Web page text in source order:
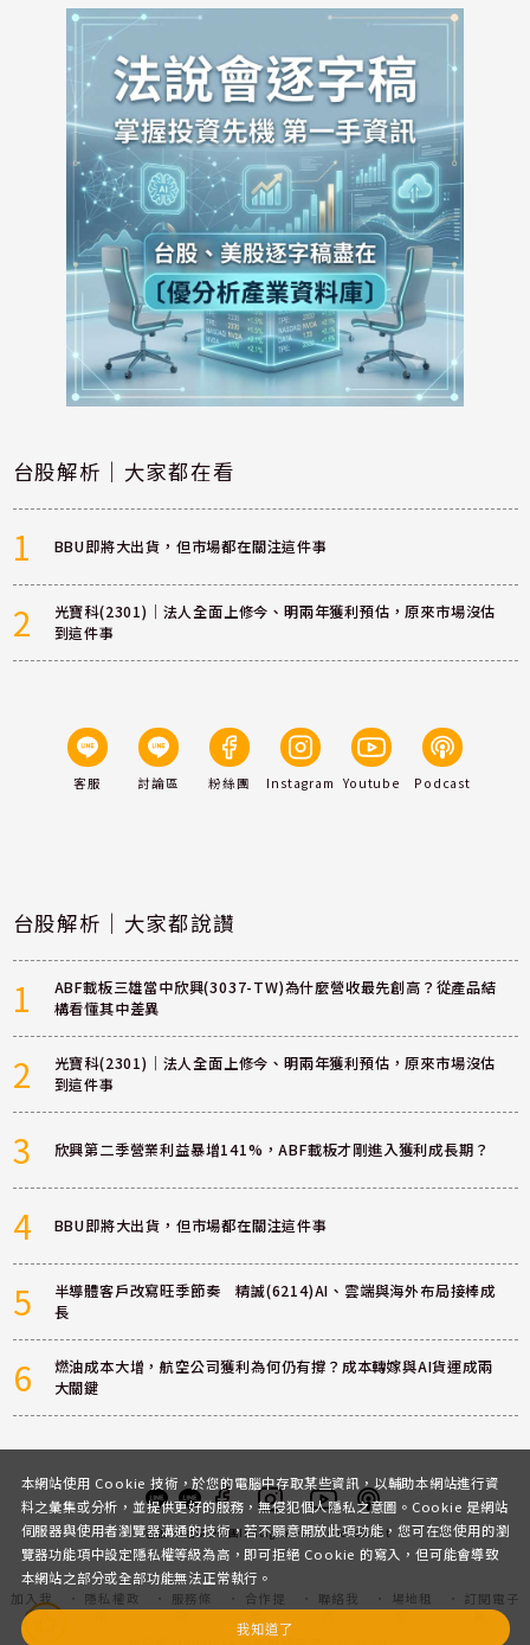
台股解析｜大家都在看
1 BBU即將大出貨，但市場都在關注這件事
2
光寶科(2301)｜法人全面上修今、明兩年獲利預估，原來市場沒估
到這件事
客服 討論區 粉絲團 Instagram Youtube Podcast
台股解析｜大家都說讚
1
ABF載板三雄當中欣興(3037-TW)為什麼營收最先創高？從產品結
構看懂其中差異
2
光寶科(2301)｜法人全面上修今、明兩年獲利預估，原來市場沒估
到這件事
3 欣興第二季營業利益暴增141%，ABF載板才剛進入獲利成長期？
4 BBU即將大出貨，但市場都在關注這件事
5
半導體客戶改寫旺季節奏 精誠(6214)AI、雲端與海外布局接棒成
長
6
燃油成本大增，航空公司獲利為何仍有撐？成本轉嫁與AI貨運成兩
大關鍵
客服 討論區粉絲團InstagramYoutubePodcast
加入我
們
隱私權政
服務條
合作提
聯絡我
場地租
訂閱電子
本網站使用 Cookie 技術，於您的電腦中存取某些資訊，以輔助本網站進行資
料之彙集或分析，並提供更好的服務，無侵犯個人隱私之意圖。Cookie 是網站
伺服器與使用者瀏覽器溝通的技術，若不願意開放此項功能，您可在您使用的瀏
覽器功能項中設定隱私權等級為高，即可拒絕 Cookie 的寫入，但可能會導致
本網站之部分或全部功能無法正常執行。
我知道了